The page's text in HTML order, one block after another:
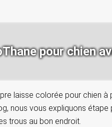
pour chien
laisse colorée pour chien
nous vous expliquons
trous au bon endroit.